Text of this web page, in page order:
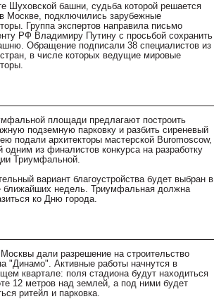
Шуховской башни, судьба которой решается
Москве, подключились зарубежные
Группа экспертов направила письмо
РФ Владимиру Путину с просьбой сохранить
Обращение подписали 38 специалистов из
в числе которых ведущие мировые
площади предлагают построить
подземную парковку и разбить сиреневый
подали архитекторы мастерской Buromoscow,
одним из финалистов конкурса на разработку
Триумфальной.
вариант благоустройства будет выбран в
ближайших недель. Триумфальная должна
ко Дню города.
дали разрешение на строительство
"Динамо". Активные работы начнутся в
квартале: поля стадиона будут находиться
12 метров над землей, а под ними будет
ритейл и парковка.